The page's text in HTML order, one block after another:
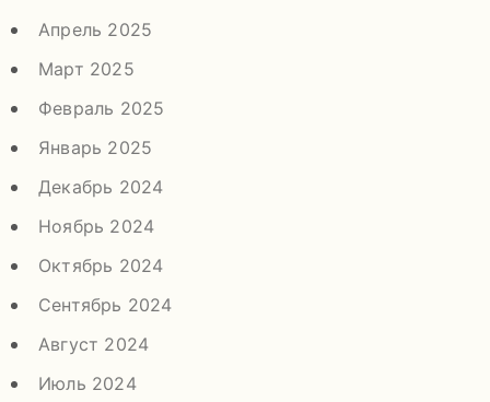
Апрель 2025
Март 2025
Февраль 2025
Январь 2025
Декабрь 2024
Ноябрь 2024
Октябрь 2024
Сентябрь 2024
Август 2024
Июль 2024